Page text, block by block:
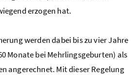
erzogen hat.
werden dabei bis zu vier Jahre
Monate bei Mehrlingsgeburten) als
angerechnet. Mit dieser Regelung